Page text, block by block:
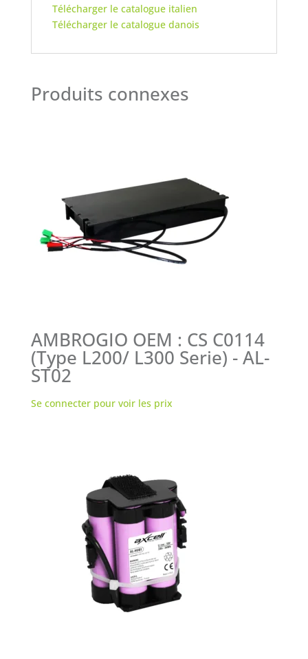
Télécharger le catalogue italien
Télécharger le catalogue danois
Produits connexes
AMBROGIO OEM : CS C0114
(Type L200/ L300 Serie) - AL-
ST02
Se connecter pour voir les prix